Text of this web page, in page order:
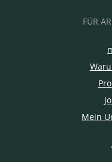
FÜR
Mein